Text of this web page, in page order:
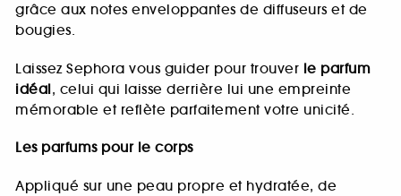
grâce aux notes enveloppantes de diffuseurs et de
bougies.
Laissez Sephora vous guider pour trouver le parfum
idéal, celui qui laisse derrière lui une empreinte
mémorable et reflète parfaitement votre unicité.
Les parfums pour le corps
Appliqué sur une peau propre et hydratée, de